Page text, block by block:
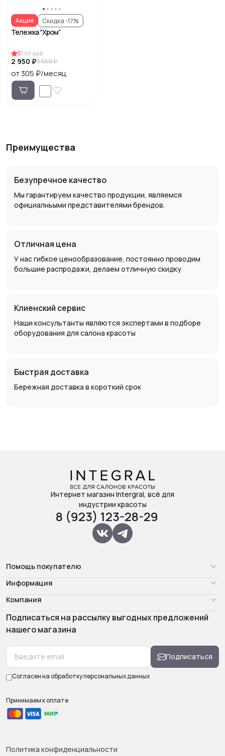
Акция Скидка -17%
Тележка “Хром”
51 отзыв
2 950 ₽3 550 ₽
от 305 ₽/месяц
Преимущества
Безупречное качество
Мы гарантируем качество продукции, являемся
официалньыми представителями брендов.
Отличная цена
У нас гибкое ценообразование, постоянно проводим
большие распродажи, делаем отличную скидку
Клиенский сервис
Наши консультанты являются экспертами в подборе
оборудования для салона красоты
Быстрая доставка
Бережная доставка в короткий срок
Интернет магазин Intergral, всё для
индустрии красоты
8 (923) 123-28-29
Помощь покупателю
Информация
Компания
Подписаться на рассылку выгодных предложений
нашего магазина
Подписаться
Согласен на обработкуперсональных данных
Принимаем к оплате
Политика конфиденциальности